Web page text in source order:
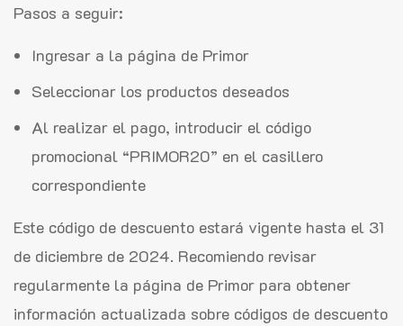
Pasos a seguir:
Ingresar a la página de Primor
Seleccionar los productos deseados
Al realizar el pago, introducir el código
promocional “PRIMOR20” en el casillero
correspondiente
Este código de descuento estará vigente hasta el 31
de diciembre de 2024. Recomiendo revisar
regularmente la página de Primor para obtener
información actualizada sobre códigos de descuento